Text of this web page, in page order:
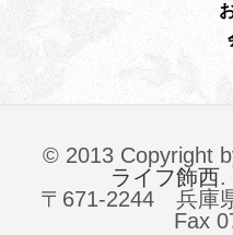
© 2013 Copyright
ライフ飾西.
〒671-2244 兵庫
Fax